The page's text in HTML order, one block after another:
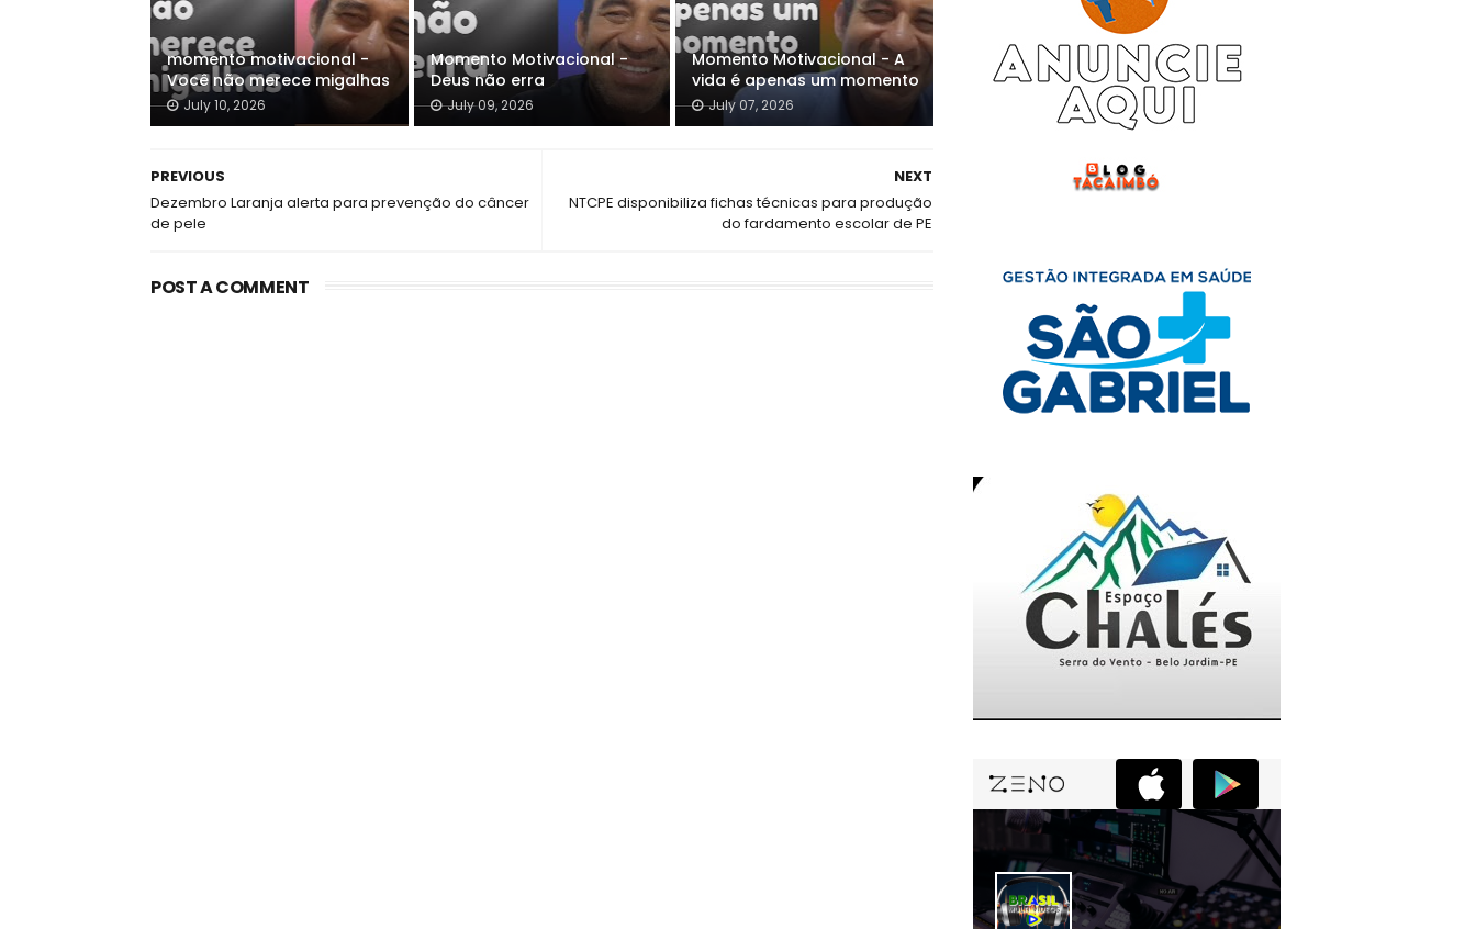
momento motivacional -
Você não merece migalhas
July 10, 2026
Momento Motivacional -
Deus não erra
July 09, 2026
Momento Motivacional - A
vida é apenas um momento
July 07, 2026
NEXT
NTCPE disponibiliza fichas técnicas para produção
do fardamento escolar de PE
PREVIOUS
Dezembro Laranja alerta para prevenção do câncer
de pele
POST A COMMENT